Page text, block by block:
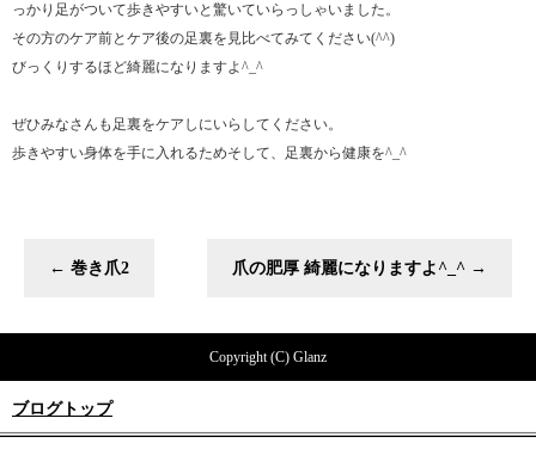
っかり足がついて歩きやすいと驚いていらっしゃいました。
その方のケア前とケア後の足裏を見比べてみてください(^^)
びっくりするほど綺麗になりますよ^_^
ぜひみなさんも足裏をケアしにいらしてください。
歩きやすい身体を手に入れるためそして、足裏から健康を^_^
← 巻き爪2 爪の肥厚 綺麗になりますよ^_^ →
Copyright (C) Glanz
ブログトップ